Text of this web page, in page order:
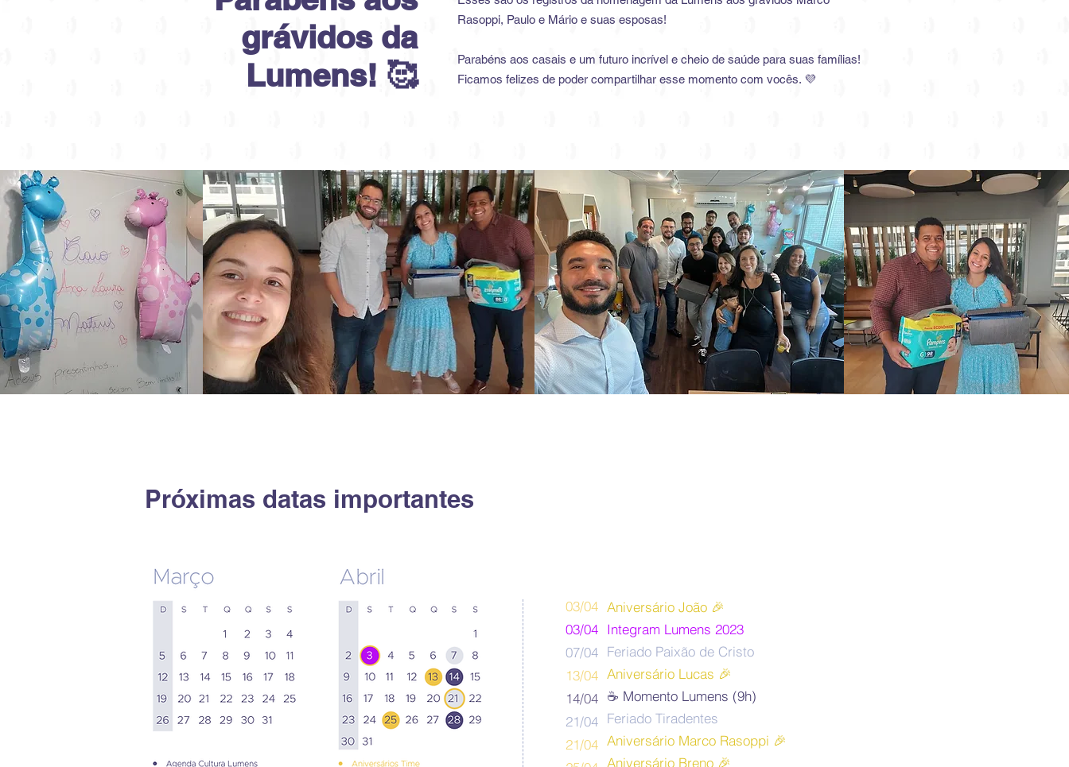
grávidos da
Lumens! 🥰
Rasoppi, Paulo e Mário e suas esposas!
Parabéns aos casais e um futuro incrível e cheio de saúde para suas famílias!
Ficamos felizes de poder compartilhar esse momento com vocês. 💜
Próximas datas importantes
03/04
03/04
07/04
13/04
14/04
21/04
21/04
Aniversário João 🎉
Integram Lumens 2023
Feriado Paixão de Cristo
Aniversário Lucas 🎉
☕️ Momento Lumens (9h)
Feriado Tiradentes
Aniversário Marco Rasoppi 🎉
Aniversário Breno 🎉